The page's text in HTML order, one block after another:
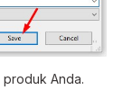
produk Anda.